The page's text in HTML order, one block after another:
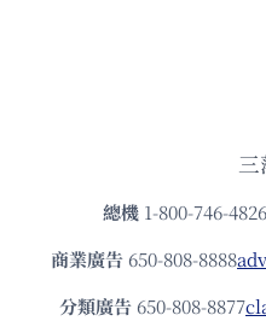
三
總機 1-800-746-4826
商業廣告 650-808-8888
分類廣告 650-808-8877